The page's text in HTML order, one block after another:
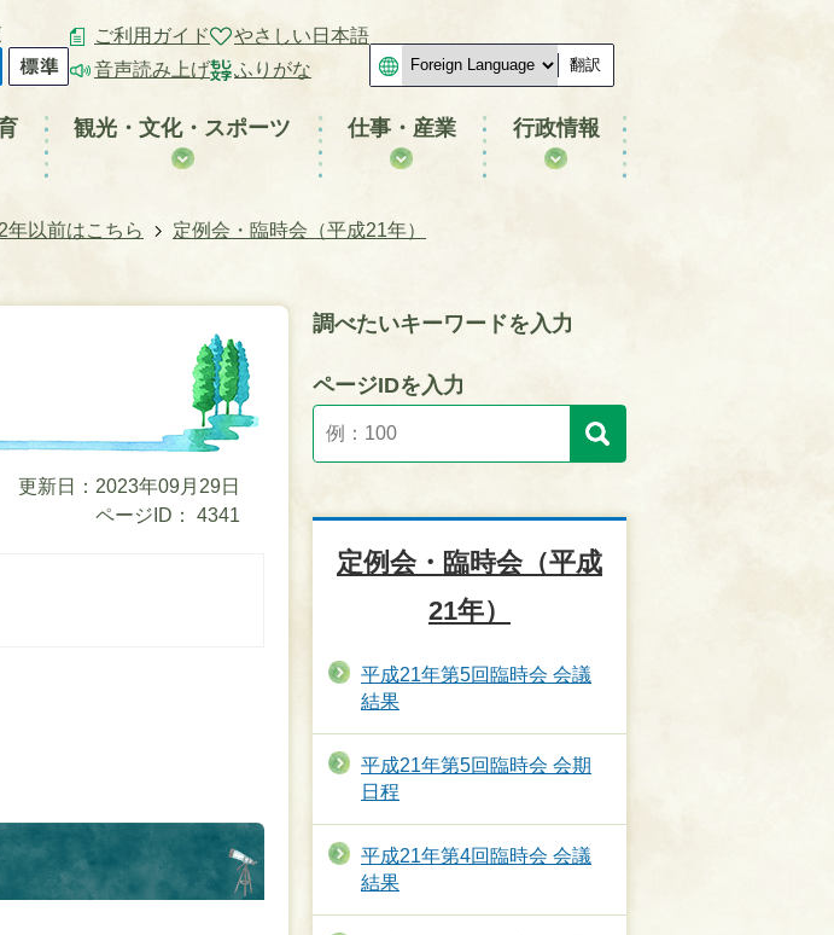
ご利用ガイド
音声読み上げ
やさしい日本語
ふりがな
翻訳
観光・文化・スポーツ 仕事・産業 行政情報
年以前はこちら
定例会・臨時会（平成21年）
更新日：2023年09月29日
ページID：
4341
調べたいキーワードを入力
ページIDを入力
定例会・臨時会（平成
21年）
平成21年第5回臨時会 会議
結果
平成21年第5回臨時会 会期
日程
平成21年第4回臨時会 会議
結果